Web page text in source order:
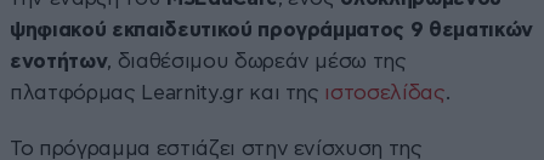
ψηφιακού εκπαιδευτικού προγράμματος 9 θεματικών
ενοτήτων, διαθέσιμου δωρεάν μέσω της
πλατφόρμας Learnity.gr και της ιστοσελίδας.
Το πρόγραμμα εστιάζει στην ενίσχυση της